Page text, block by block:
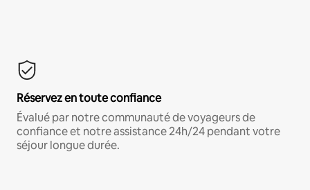
Réservez en toute confiance
Évalué par notre communauté de voyageurs de
confiance et notre assistance 24h/24 pendant votre
séjour longue durée.